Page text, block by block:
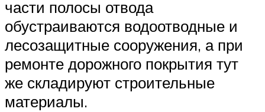
части полосы отвода
обустраиваются водоотводные и
лесозащитные сооружения, а при
ремонте дорожного покрытия тут
же складируют строительные
материалы.